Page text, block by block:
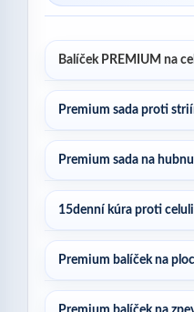
Balíček PREMIUM na
Premium sada proti
Premium sada na
15denní kúra proti
Premium balíček na